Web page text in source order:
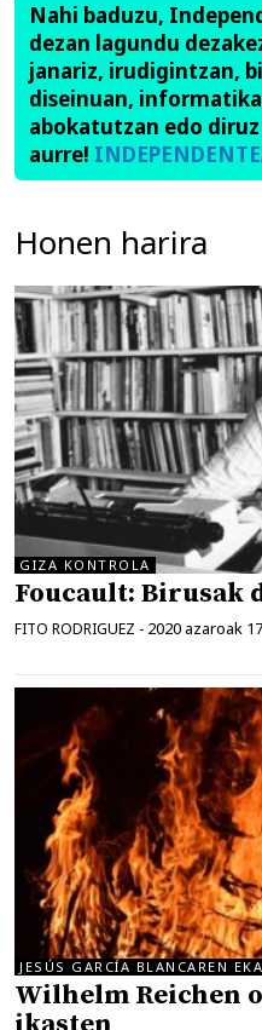
Nahi baduzu,
dezan lagundu
janariz, irudigintzan,
diseinuan,
abokatutzan edo
aurre!
Honen harira
GIZA KONTROLA
Foucault: Birusak
FITO RODRIGUEZ - 2020 azaroak 17
JESÚS GARCÍA BLANCAREN
Wilhelm Reichen